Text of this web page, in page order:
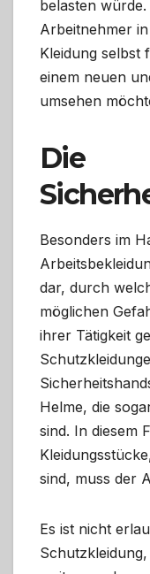
belasten
Arbeitnehmer
Kleidung selbst
einem neuen
umsehen
Die
Besonders im
dar, durch
möglichen
ihrer Tätigkeit
Helme, die
sind. In diesem
sind, muss der
Es ist nicht